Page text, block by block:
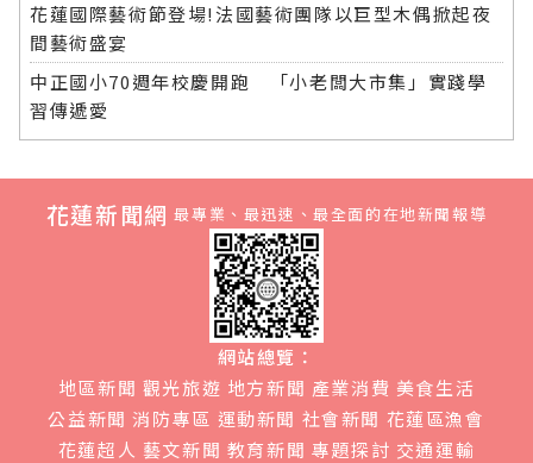
花蓮國際藝術節登場!法國藝術團隊以巨型木偶掀起夜
間藝術盛宴
中正國小70週年校慶開跑 「小老闆大市集」實踐學
習傳遞愛
花蓮新聞網 最專業、最迅速、最全面的在地新聞報導
網站總覽：
地區新聞 觀光旅遊 地方新聞 產業消費 美食生活
公益新聞 消防專區 運動新聞 社會新聞 花蓮區漁會
花蓮超人 藝文新聞 教育新聞 專題探討 交通運輸